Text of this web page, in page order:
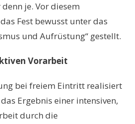
je. Vor diesem
Fest bewusst unter das
und Aufrüstung“ gestellt.
Vorarbeit
bei freiem Eintritt realisiert
Ergebnis einer intensiven,
durch die